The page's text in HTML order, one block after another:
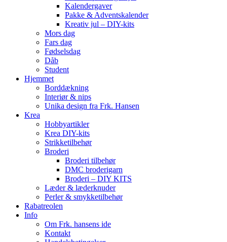
Kalendergaver
Pakke & Adventskalender
Kreativ jul – DIY-kits
Mors dag
Fars dag
Fødselsdag
Dåb
Student
Hjemmet
Borddækning
Interiør & nips
Unika design fra Frk. Hansen
Krea
Hobbyartikler
Krea DIY-kits
Strikketilbehør
Broderi
Broderi tilbehør
DMC broderigarn
Broderi – DIY KITS
Læder & læderknuder
Perler & smykketilbehør
Rabatreolen
Info
Om Frk. hansens ide
Kontakt